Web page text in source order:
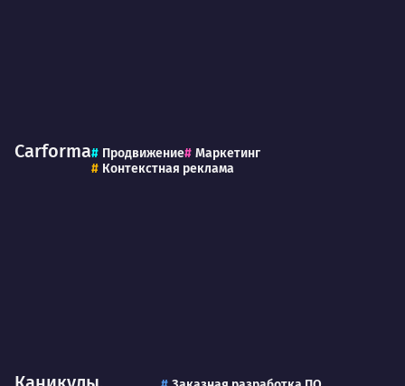
Carforma Продвижение
Маркетинг
Контекстная реклама